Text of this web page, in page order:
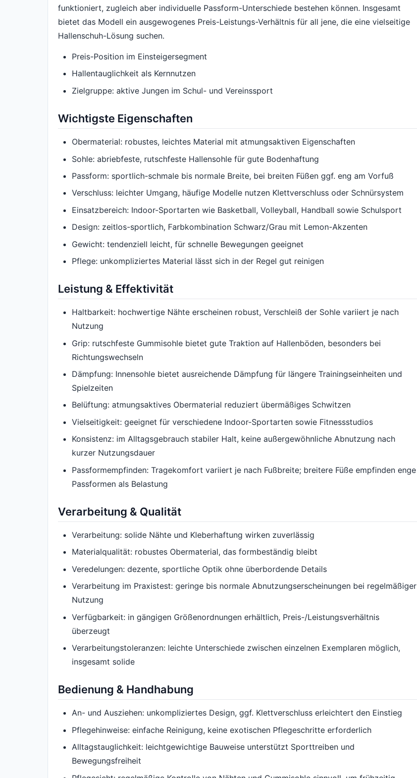
funktioniert, zugleich aber individuelle Passform-Unterschiede bestehen können. Insgesamt
bietet das Modell ein ausgewogenes Preis-Leistungs-Verhältnis für all jene, die eine vielseitige
Hallenschuh-Lösung suchen.
Preis-Position im Einsteigersegment
Hallentauglichkeit als Kernnutzen
Zielgruppe: aktive Jungen im Schul- und Vereinssport
Wichtigste Eigenschaften
Obermaterial: robustes, leichtes Material mit atmungsaktiven Eigenschaften
Sohle: abriebfeste, rutschfeste Hallensohle für gute Bodenhaftung
Passform: sportlich-schmale bis normale Breite, bei breiten Füßen ggf. eng am Vorfuß
Verschluss: leichter Umgang, häufige Modelle nutzen Klettverschluss oder Schnürsystem
Einsatzbereich: Indoor-Sportarten wie Basketball, Volleyball, Handball sowie Schulsport
Design: zeitlos-sportlich, Farbkombination Schwarz/Grau mit Lemon-Akzenten
Gewicht: tendenziell leicht, für schnelle Bewegungen geeignet
Pflege: unkompliziertes Material lässt sich in der Regel gut reinigen
Leistung & Effektivität
Haltbarkeit: hochwertige Nähte erscheinen robust, Verschleiß der Sohle variiert je nach
Nutzung
Grip: rutschfeste Gummisohle bietet gute Traktion auf Hallenböden, besonders bei
Richtungswechseln
Dämpfung: Innensohle bietet ausreichende Dämpfung für längere Trainingseinheiten und
Spielzeiten
Belüftung: atmungsaktives Obermaterial reduziert übermäßiges Schwitzen
Vielseitigkeit: geeignet für verschiedene Indoor-Sportarten sowie Fitnessstudios
Konsistenz: im Alltagsgebrauch stabiler Halt, keine außergewöhnliche Abnutzung nach
kurzer Nutzungsdauer
Passformempfinden: Tragekomfort variiert je nach Fußbreite; breitere Füße empfinden enge
Passformen als Belastung
Verarbeitung & Qualität
Verarbeitung: solide Nähte und Kleberhaftung wirken zuverlässig
Materialqualität: robustes Obermaterial, das formbeständig bleibt
Veredelungen: dezente, sportliche Optik ohne überbordende Details
Verarbeitung im Praxistest: geringe bis normale Abnutzungserscheinungen bei regelmäßiger
Nutzung
Verfügbarkeit: in gängigen Größenordnungen erhältlich, Preis-/Leistungsverhältnis
überzeugt
Verarbeitungstoleranzen: leichte Unterschiede zwischen einzelnen Exemplaren möglich,
insgesamt solide
Bedienung & Handhabung
An- und Ausziehen: unkompliziertes Design, ggf. Klettverschluss erleichtert den Einstieg
Pflegehinweise: einfache Reinigung, keine exotischen Pflegeschritte erforderlich
Alltagstauglichkeit: leichtgewichtige Bauweise unterstützt Sporttreiben und
Bewegungsfreiheit